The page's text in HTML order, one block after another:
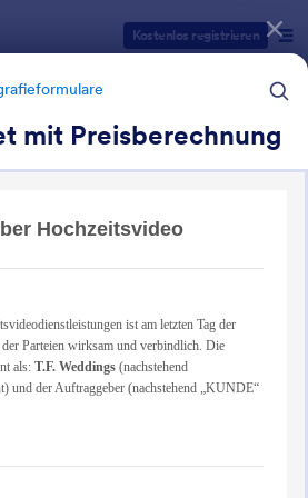
Kostenlos registrieren
mit Preisberechnung